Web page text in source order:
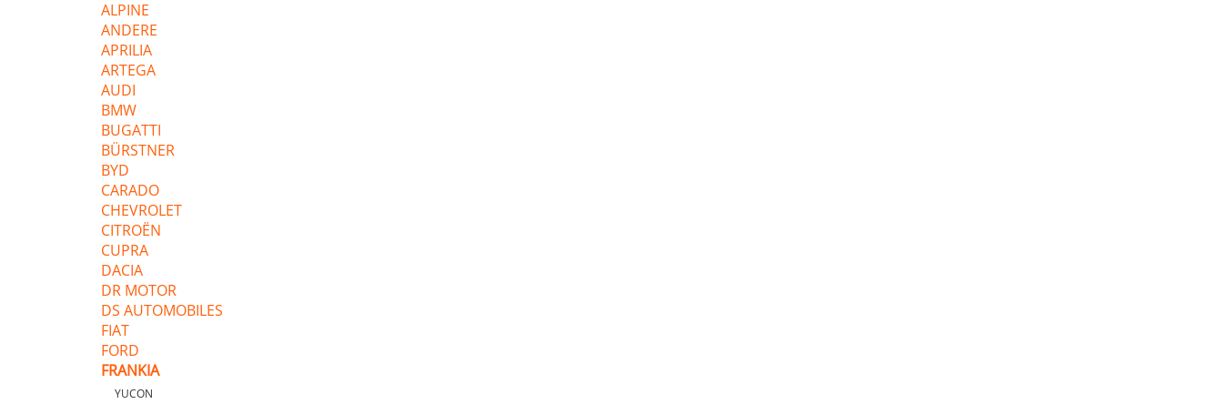
ALPINE
ANDERE
APRILIA
ARTEGA
AUDI
BMW
BUGATTI
BÜRSTNER
BYD
CARADO
CHEVROLET
CITROËN
CUPRA
DACIA
DR MOTOR
DS AUTOMOBILES
FIAT
FORD
FRANKIA
YUCON